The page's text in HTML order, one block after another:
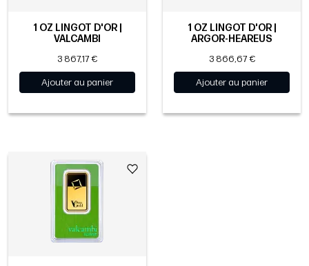
1 OZ LINGOT D'OR |
VALCAMBI
3 867,17 €
Ajouter au panier
1 OZ LINGOT D'OR |
ARGOR-HEAREUS
3 866,67 €
Ajouter au panier